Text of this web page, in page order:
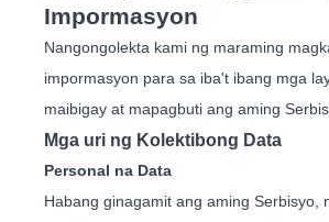
Impormasyon
Nangongolekta kami ng maraming
impormasyon para sa iba't ibang mga
maibigay at mapagbuti ang aming
Mga uri ng Kolektibong Data
Personal na Data
Habang ginagamit ang aming Serbisyo,